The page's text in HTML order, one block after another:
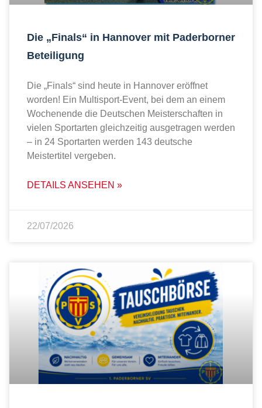
Die „Finals“ in Hannover mit Paderborner
Beteiligung
Die „Finals“ sind heute in Hannover eröffnet
worden! Ein Multisport-Event, bei dem an einem
Wochenende die Deutschen Meisterschaften in
vielen Sportarten gleichzeitig ausgetragen werden
– in 24 Sportarten werden 143 deutsche
Meistertitel vergeben.
DETAILS ANSEHEN »
22/07/2026